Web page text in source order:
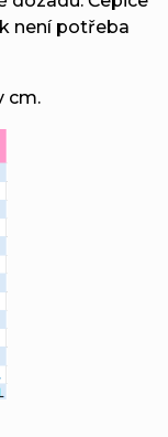
není potřeba
cm.